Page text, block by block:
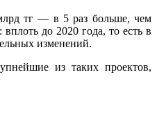
тг — в 5 раз больше, чем
до 2020 года, то есть в
изменений.
из таких проектов,